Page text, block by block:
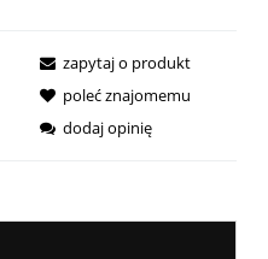
zapytaj o produkt
poleć znajomemu
dodaj opinię